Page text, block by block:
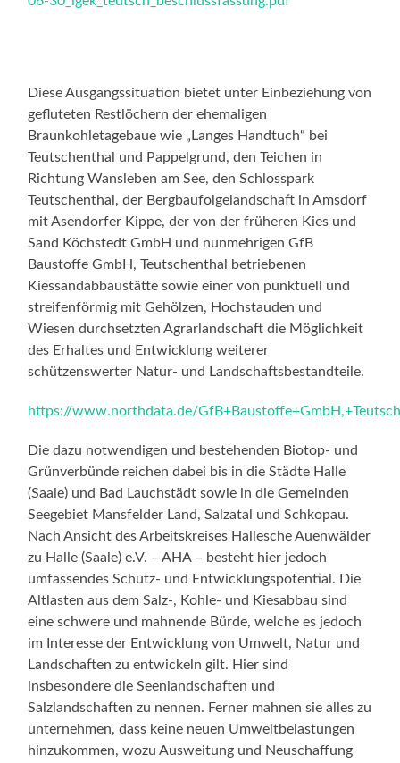
Diese Ausgangssituation bietet unter Einbeziehung von
gefluteten Restlöchern der ehemaligen
Braunkohletagebaue wie „Langes Handtuch“ bei
Teutschenthal und Pappelgrund, den Teichen in
Richtung Wansleben am See, den Schlosspark
Teutschenthal, der Bergbaufolgelandschaft in Amsdorf
mit Asendorfer Kippe, der von der früheren Kies und
Sand Köchstedt GmbH und nunmehrigen GfB
Baustoffe GmbH, Teutschenthal betriebenen
Kiessandabbaustätte sowie einer von punktuell und
streifenförmig mit Gehölzen, Hochstauden und
Wiesen durchsetzten Agrarlandschaft die Möglichkeit
des Erhaltes und Entwicklung weiterer
schützenswerter Natur- und Landschaftsbestandteile.
https://www.northdata.de/
Die dazu notwendigen und bestehenden Biotop- und
Grünverbünde reichen dabei bis in die Städte Halle
(Saale) und Bad Lauchstädt sowie in die Gemeinden
Seegebiet Mansfelder Land, Salzatal und Schkopau.
Nach Ansicht des Arbeitskreises Hallesche Auenwälder
zu Halle (Saale) e.V. – AHA – besteht hier jedoch
umfassendes Schutz- und Entwicklungspotential. Die
Altlasten aus dem Salz-, Kohle- und Kiesabbau sind
eine schwere und mahnende Bürde, welche es jedoch
im Interesse der Entwicklung von Umwelt, Natur und
Landschaften zu entwickeln gilt. Hier sind
insbesondere die Seenlandschaften und
Salzlandschaften zu nennen. Ferner mahnen sie alles zu
unternehmen, dass keine neuen Umweltbelastungen
hinzukommen, wozu Ausweitung und Neuschaffung